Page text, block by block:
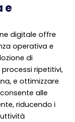
e
digitale offre
operativa e
di
ripetitivi,
e ottimizzare
alle
riducendo i